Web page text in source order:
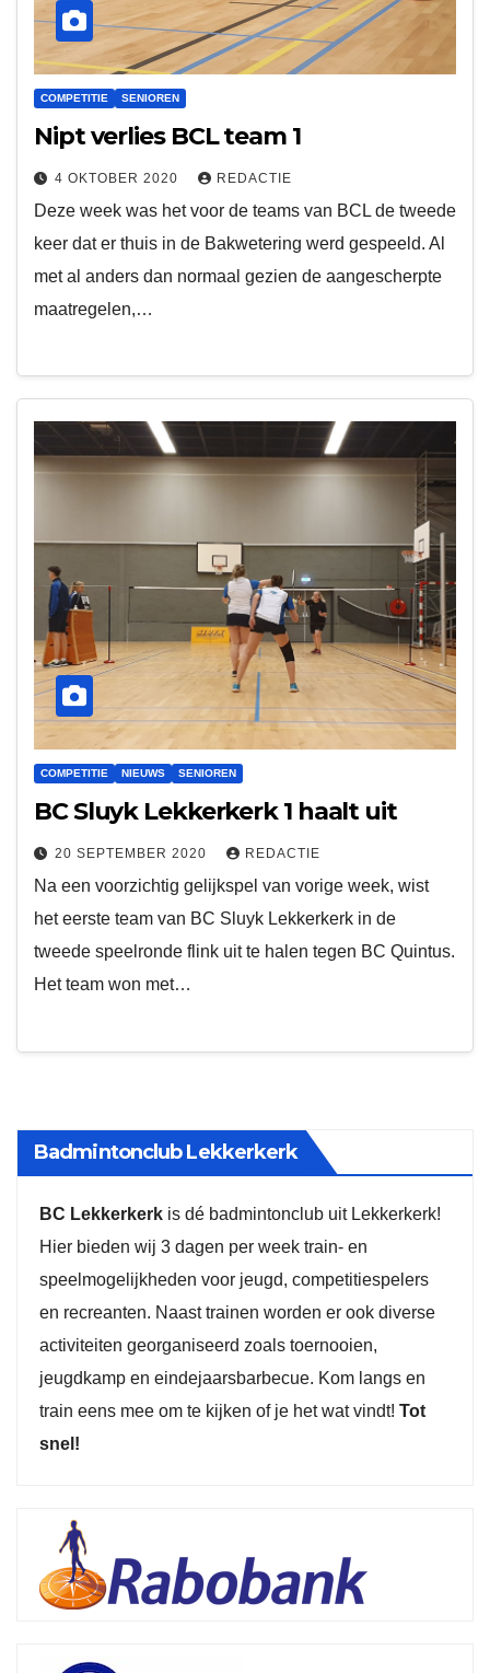
COMPETITIE SENIOREN
Nipt verlies BCL team 1
4 OKTOBER 2020 REDACTIE
Deze week was het voor de teams van BCL de tweede
keer dat er thuis in de Bakwetering werd gespeeld. Al
met al anders dan normaal gezien de aangescherpte
maatregelen,…
COMPETITIE NIEUWS SENIOREN
BC Sluyk Lekkerkerk 1 haalt uit
20 SEPTEMBER 2020 REDACTIE
Na een voorzichtig gelijkspel van vorige week, wist
het eerste team van BC Sluyk Lekkerkerk in de
tweede speelronde flink uit te halen tegen BC Quintus.
Het team won met…
Badmintonclub Lekkerkerk
BC Lekkerkerk is dé badmintonclub uit Lekkerkerk!
Hier bieden wij 3 dagen per week train- en
speelmogelijkheden voor jeugd, competitiespelers
en recreanten. Naast trainen worden er ook diverse
activiteiten georganiseerd zoals toernooien,
jeugdkamp en eindejaarsbarbecue. Kom langs en
train eens mee om te kijken of je het wat vindt! Tot
snel!